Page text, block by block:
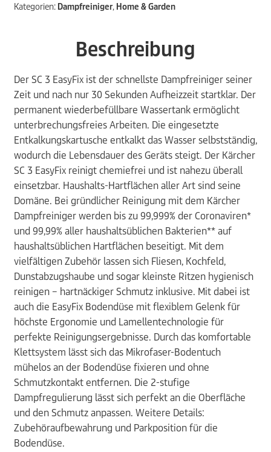
Kategorien: Dampfreiniger, Home & Garden
Beschreibung
Der SC 3 EasyFix ist der schnellste Dampfreiniger seiner
Zeit und nach nur 30 Sekunden Aufheizzeit startklar. Der
permanent wiederbefüllbare Wassertank ermöglicht
unterbrechungsfreies Arbeiten. Die eingesetzte
Entkalkungskartusche entkalkt das Wasser selbstständig,
wodurch die Lebensdauer des Geräts steigt. Der Kärcher
SC 3 EasyFix reinigt chemiefrei und ist nahezu überall
einsetzbar. Haushalts-Hartflächen aller Art sind seine
Domäne. Bei gründlicher Reinigung mit dem Kärcher
Dampfreiniger werden bis zu 99,999% der Coronaviren*
und 99,99% aller haushaltsüblichen Bakterien** auf
haushaltsüblichen Hartflächen beseitigt. Mit dem
vielfältigen Zubehör lassen sich Fliesen, Kochfeld,
Dunstabzugshaube und sogar kleinste Ritzen hygienisch
reinigen – hartnäckiger Schmutz inklusive. Mit dabei ist
auch die EasyFix Bodendüse mit flexiblem Gelenk für
höchste Ergonomie und Lamellentechnologie für
perfekte Reinigungsergebnisse. Durch das komfortable
Klettsystem lässt sich das Mikrofaser-Bodentuch
mühelos an der Bodendüse fixieren und ohne
Schmutzkontakt entfernen. Die 2-stufige
Dampfregulierung lässt sich perfekt an die Oberfläche
und den Schmutz anpassen. Weitere Details:
Zubehöraufbewahrung und Parkposition für die
Bodendüse.